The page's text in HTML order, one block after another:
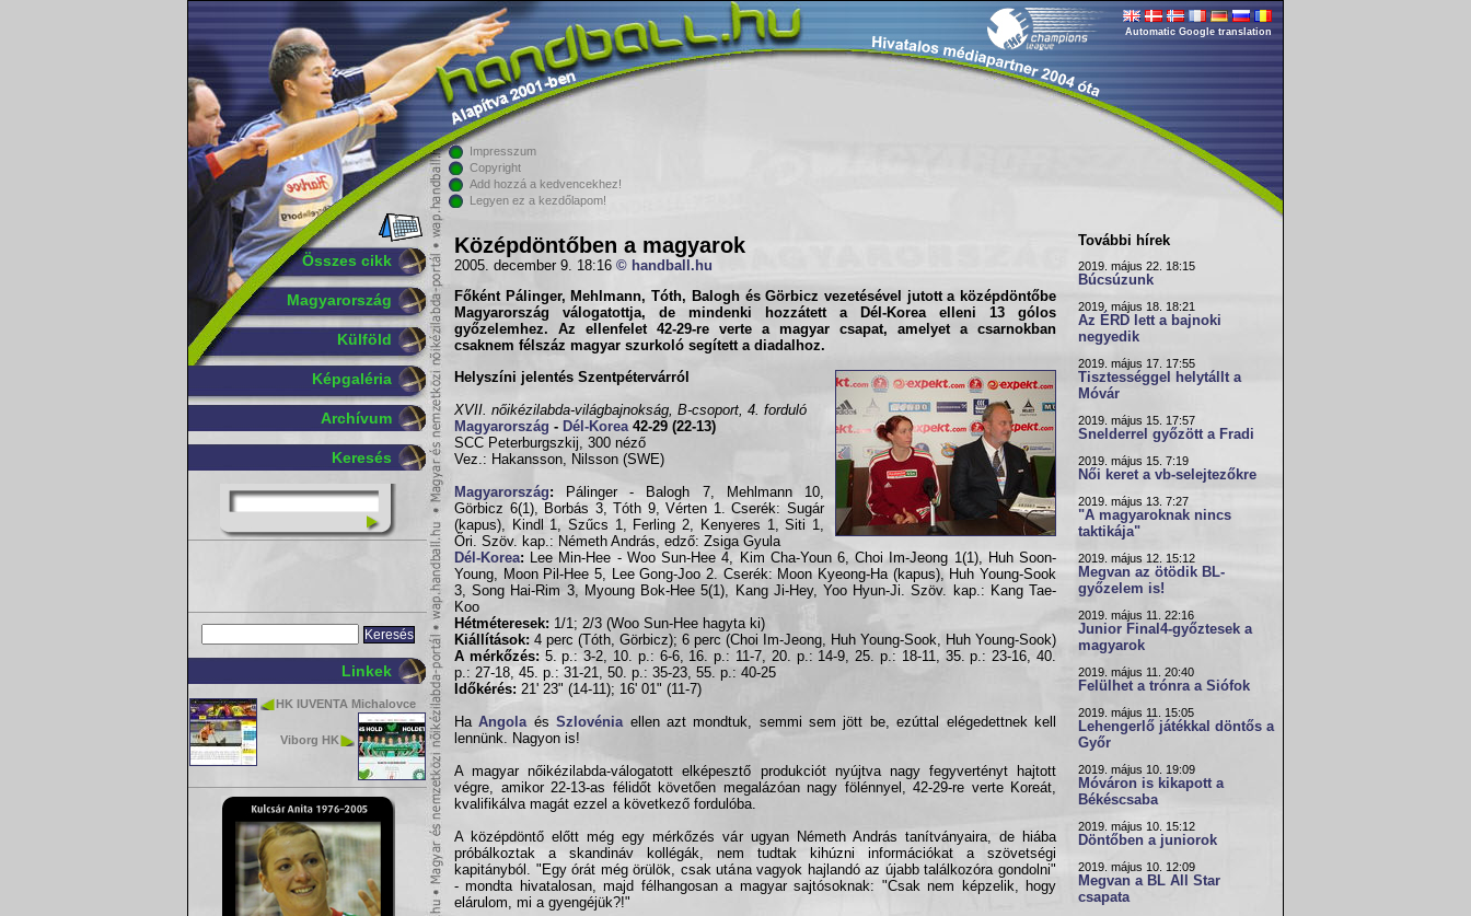
Összes cikk
Magyarország
Külföld
Képgaléria
Archívum
Keresés
Linkek
HK IUVENTA Michalovce
Viborg HK
Automatic Google translation
Impresszum
Copyright
Add hozzá a kedvencekhez!
Legyen ez a kezdőlapom!
Középdöntőben a magyarok
2005. december 9. 18:16 © handball.hu
Főként Pálinger, Mehlmann, Tóth, Balogh és Görbicz vezetésével jutott a középdöntőbe
Magyarország válogatottja, de mindenki hozzátett a Dél-Koreaelleni 13 gólos
győzelemhez. Az ellenfelet 42-29-re verte a magyar csapat, amelyet a csarnokban
csaknem félszáz magyar szurkoló segített a diadalhoz.
Helyszíni jelentés Szentpétervárról
XVII. nőikézilabda-világbajnokság, B-csoport, 4. forduló
Magyarország - Dél-Korea 42-29 (22-13)
SCC Peterburgszkij, 300 néző
Vez.: Hakansson, Nilsson (SWE)
Magyarország: Pálinger - Balogh 7, Mehlmann 10,
Görbicz 6(1), Borbás 3, Tóth 9, Vérten 1. Cserék: Sugár
(kapus), Kindl 1, Szűcs 1, Ferling 2, Kenyeres 1, Siti 1,
Őri. Szöv. kap.: Németh András, edző: Zsiga Gyula
Dél-Korea: Lee Min-Hee - Woo Sun-Hee 4, Kim Cha-Youn 6, Choi Im-Jeong 1(1), Huh Soon-
Young, Moon Pil-Hee 5, Lee Gong-Joo 2. Cserék: Moon Kyeong-Ha (kapus), Huh Young-Sook
3, Song Hai-Rim 3, Myoung Bok-Hee 5(1), Kang Ji-Hey, Yoo Hyun-Ji. Szöv. kap.: Kang Tae-
Koo
Hétméteresek: 1/1; 2/3 (Woo Sun-Hee hagyta ki)
Kiállítások: 4 perc (Tóth, Görbicz); 6 perc (Choi Im-Jeong, Huh Young-Sook, Huh Young-Sook)
A mérkőzés:5. p.: 3-2, 10. p.: 6-6, 16. p.: 11-7, 20. p.: 14-9, 25. p.: 18-11, 35. p.: 23-16, 40.
p.: 27-18, 45. p.: 31-21, 50. p.: 35-23, 55. p.: 40-25
Időkérés: 21' 23" (14-11); 16' 01" (11-7)
HaAngola ésSzlovénia ellen azt mondtuk, semmi sem jött be, ezúttal elégedettnek kell
lennünk. Nagyon is!
A magyar nőikézilabda-válogatott elképesztő produkciót nyújtva nagy fegyvertényt hajtott
végre, amikor 22-13-as félidőt követően megalázóan nagy fölénnyel, 42-29-re verte Koreát,
kvalifikálva magát ezzel a következő fordulóba.
A középdöntő előtt még egy mérkőzés vár ugyan Németh András tanítványaira, de hiába
próbálkoztak a skandináv kollégák, nem tudtak kihúzni információkat a szövetségi
kapitányból. "Egy órát még örülök, csak utána vagyok hajlandó az újabb találkozóra gondolni"
- mondta hivatalosan, majd félhangosan a magyar sajtósoknak: "Csak nem képzelik, hogy
elárulom, mi a gyengéjük?!"
További hírek
2019. május 22. 18:15
Búcsúzunk
2019. május 18. 18:21
Az ÉRD lett a bajnoki
negyedik
2019. május 17. 17:55
Tisztességgel helytállt a
Móvár
2019. május 15. 17:57
Snelderrel győzött a Fradi
2019. május 15. 7:19
Női keret a vb-selejtezőkre
2019. május 13. 7:27
"A magyaroknak nincs
taktikája"
2019. május 12. 15:12
Megvan az ötödik BL-
győzelem is!
2019. május 11. 22:16
Junior Final4-győztesek a
magyarok
2019. május 11. 20:40
Felülhet a trónra a Siófok
2019. május 11. 15:05
Lehengerlő játékkal döntős a
Győr
2019. május 10. 19:09
Móváron is kikapott a
Békéscsaba
2019. május 10. 15:12
Döntőben a juniorok
2019. május 10. 12:09
Megvan a BL All Star
csapata